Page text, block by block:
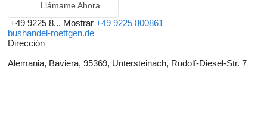
Llámame Ahora
+49 9225 8... Mostrar +49 9225 800861
bushandel-roettgen.de
Dirección
Alemania, Baviera, 95369, Untersteinach, Rudolf-Diesel-Str. 7